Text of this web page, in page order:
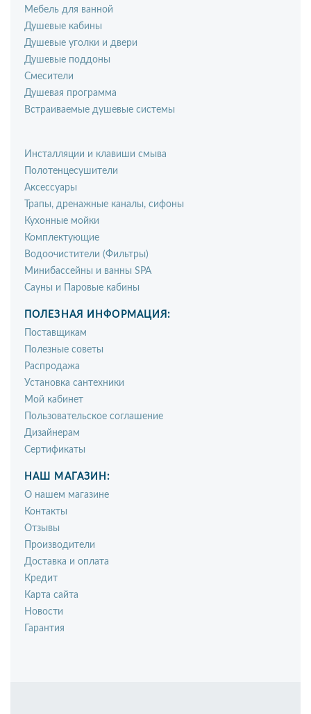
Мебель для ванной
Душевые кабины
Душевые уголки и двери
Душевые поддоны
Смесители
Душевая программа
Встраиваемые душевые системы
Инсталляции и клавиши смыва
Полотенцесушители
Аксессуары
Трапы, дренажные каналы, сифоны
Кухонные мойки
Комплектующие
Водоочистители (Фильтры)
Минибассейны и ванны SPA
Сауны и Паровые кабины
ПОЛЕЗНАЯ ИНФОРМАЦИЯ:
Поставщикам
Полезные советы
Распродажа
Установка сантехники
Мой кабинет
Пользовательское соглашение
Дизайнерам
Сертификаты
НАШ МАГАЗИН:
О нашем магазине
Контакты
Отзывы
Производители
Доставка и оплата
Кредит
Карта сайта
Новости
Гарантия